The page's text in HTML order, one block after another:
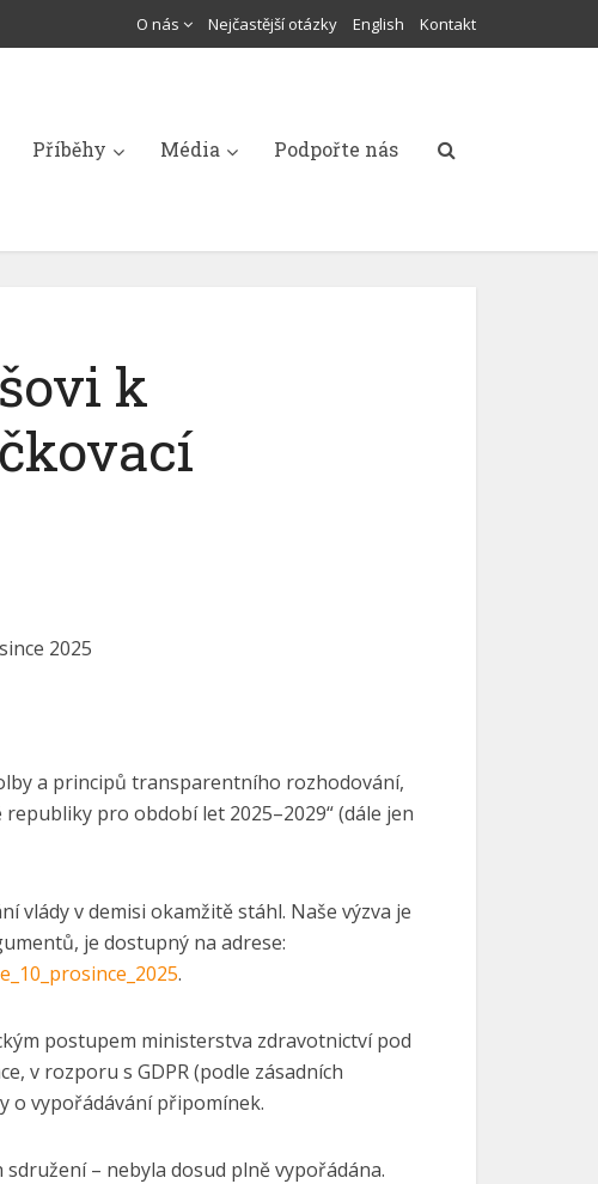
O nás Nejčastější otázky English Kontakt
Příběhy Média Podpořte nás
k
a principů transparentního rozhodování,
pro období let 2025–2029“ (dále jen
vlády v demisi okamžitě stáhl. Naše výzva je
je dostupný na adrese:
.
postupem ministerstva zdravotnictví pod
v rozporu s GDPR (podle zásadních
o vypořádávání připomínek.
– nebyla dosud plně vypořádána.